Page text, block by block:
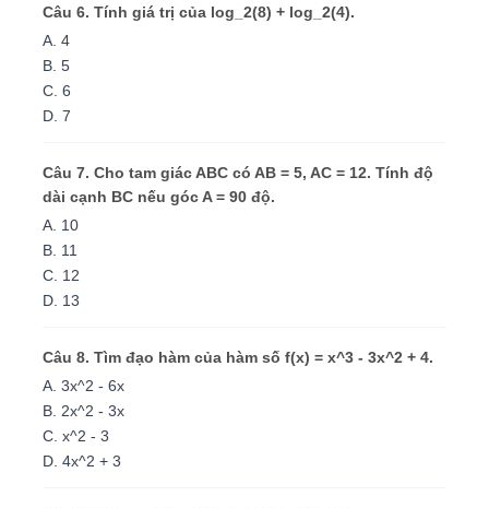
Câu 6. Tính giá trị của log_2(8) + log_2(4).
A. 4
B. 5
C. 6
D. 7
Câu 7. Cho tam giác ABC có AB = 5, AC = 12. Tính độ
dài cạnh BC nếu góc A = 90 độ.
A. 10
B. 11
C. 12
D. 13
Câu 8. Tìm đạo hàm của hàm số f(x) = x^3 - 3x^2 + 4.
A. 3x^2 - 6x
B. 2x^2 - 3x
C. x^2 - 3
D. 4x^2 + 3